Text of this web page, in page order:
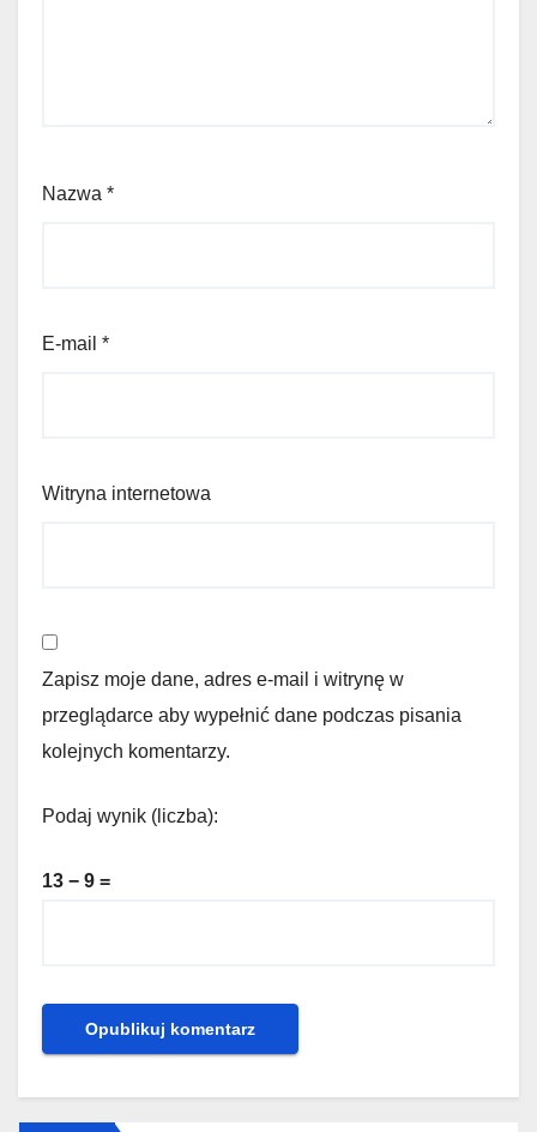
Nazwa *
E-mail *
Witryna internetowa
Zapisz moje dane, adres e-mail i witrynę w
przeglądarce aby wypełnić dane podczas pisania
kolejnych komentarzy.
Podaj wynik (liczba):
13 − 9 =